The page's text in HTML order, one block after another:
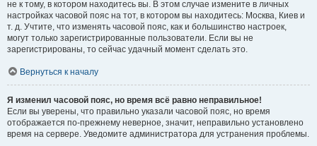
не к тому, в котором находитесь вы. В этом случае измените в личных
настройках часовой пояс на тот, в котором вы находитесь: Москва, Киев и
т. д. Учтите, что изменять часовой пояс, как и большинство настроек,
могут только зарегистрированные пользователи. Если вы не
зарегистрированы, то сейчас удачный момент сделать это.
Вернуться к началу
Я изменил часовой пояс, но время всё равно неправильное!
Если вы уверены, что правильно указали часовой пояс, но время
отображается по-прежнему неверное, значит, неправильно установлено
время на сервере. Уведомите администратора для устранения проблемы.